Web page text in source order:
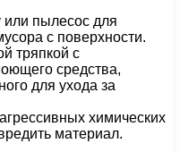
или пылесос для
с поверхности.
тряпкой с
средства,
для ухода за
химических
материал.